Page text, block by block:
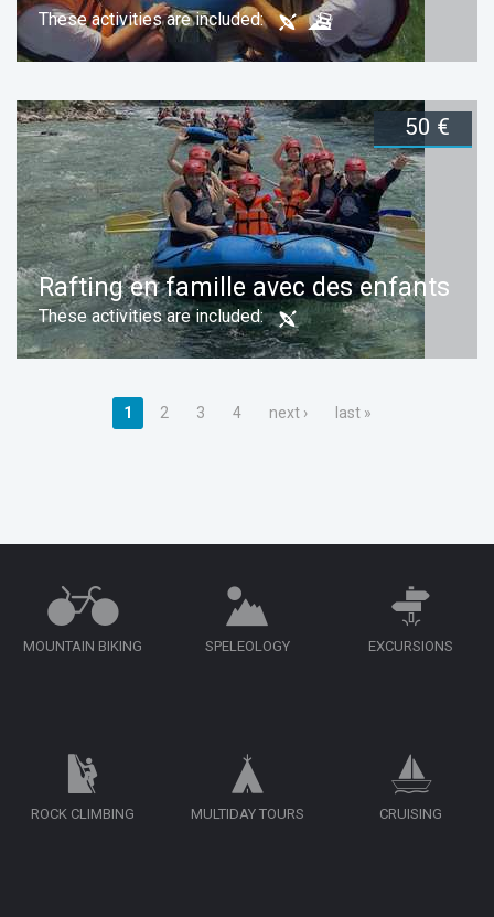
These activities are included:
Duration: 3 days Book now
50 €
Rafting en famille avec des enfants
These activities are included:
1 2 3 4 next › last »
MOUNTAIN BIKING SPELEOLOGY EXCURSIONS
ROCK CLIMBING MULTIDAY TOURS CRUISING